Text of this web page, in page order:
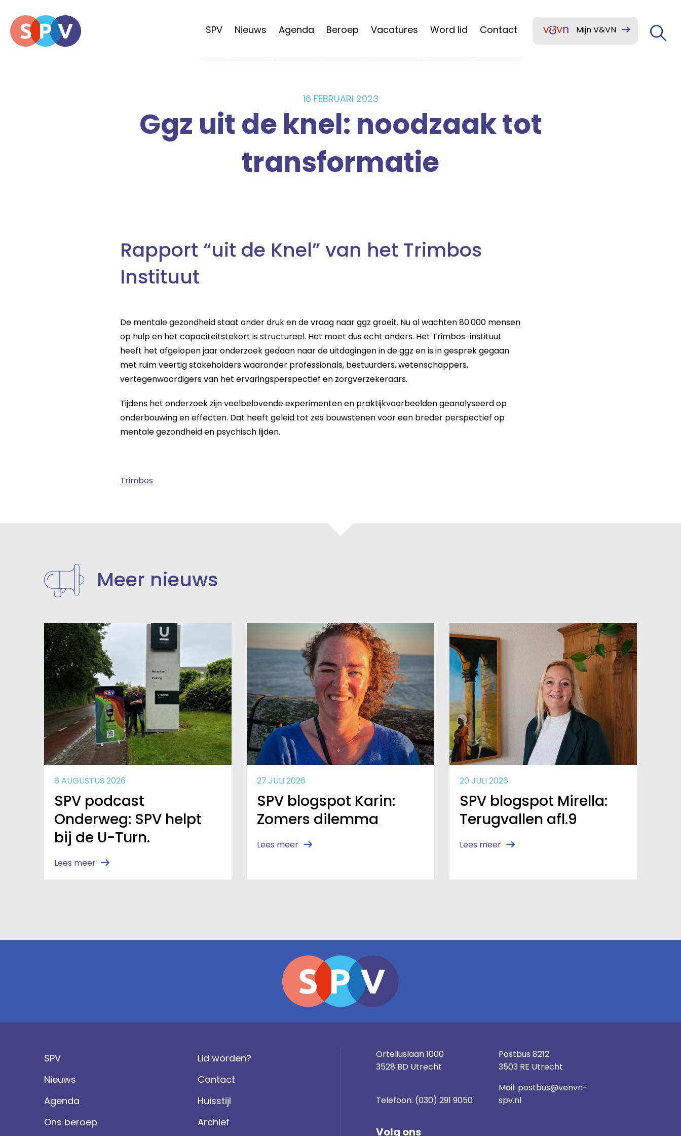
SPV Nieuws Agenda Beroep Vacatures Word lid Contact Mijn V&VN
16 FEBRUARI 2023
Ggz uit de knel: noodzaak tot
transformatie
Rapport “uit de Knel” van het Trimbos
Instituut
De mentale gezondheid staat onder druk en de vraag naar ggz groeit. Nu al wachten 80.000 mensen
op hulp en het capaciteitstekort is structureel. Het moet dus echt anders. Het Trimbos-instituut
heeft het afgelopen jaar onderzoek gedaan naar de uitdagingen in de ggz en is in gesprek gegaan
met ruim veertig stakeholders waaronder professionals, bestuurders, wetenschappers,
vertegenwoordigers van het ervaringsperspectief en zorgverzekeraars.
Tijdens het onderzoek zijn veelbelovende experimenten en praktijkvoorbeelden geanalyseerd op
onderbouwing en effecten. Dat heeft geleid tot zes bouwstenen voor een breder perspectief op
mentale gezondheid en psychisch lijden.
Trimbos
Meer nieuws
6 AUGUSTUS 2026
SPV podcast
Onderweg: SPV helpt
bij de U-Turn.
Lees meer
27 JULI 2026
SPV blogspot Karin:
Zomers dilemma
Lees meer
20 JULI 2026
SPV blogspot Mirella:
Terugvallen afl.9
Lees meer
SPV
Nieuws
Agenda
Ons beroep
Lid worden?
Contact
Huisstijl
Archief
Orteliuslaan 1000
3528 BD Utrecht
Postbus 8212
3503 RE Utrecht
Telefoon: (030) 291 9050
Mail: postbus@venvn-
spv.nl
Volg ons